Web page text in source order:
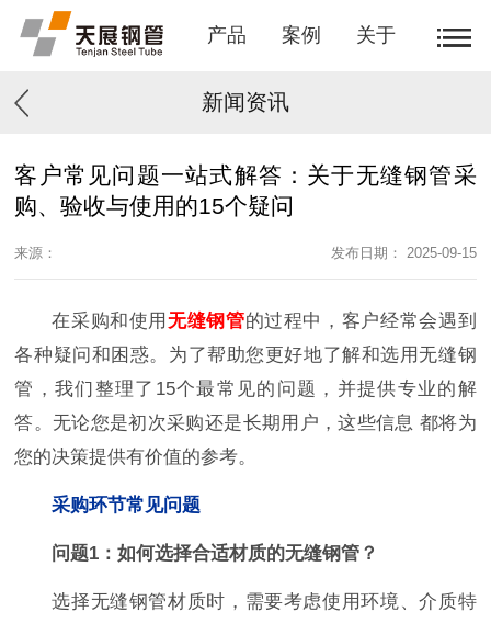
产品 案例 关于
新闻资讯
客户常见问题一站式解答：关于无缝钢管采
购、验收与使用的15个疑问
来源： 发布日期： 2025-09-15
在采购和使用无缝钢管的过程中，客户经常会遇到
各种疑问和困惑。为了帮助您更好地了解和选用无缝钢
管，我们整理了15个最常见的问题，并提供专业的解
答。无论您是初次采购还是长期用户，这些信息 都将为
您的决策提供有价值的参考。
采购环节常见问题
问题1：如何选择合适材质的无缝钢管？
选择无缝钢管材质时，需要考虑使用环境、介质特